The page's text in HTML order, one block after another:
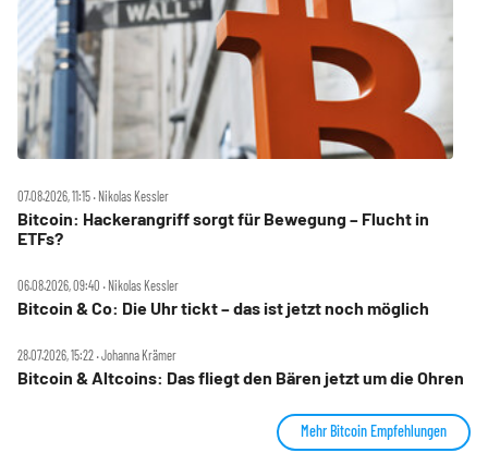
07.08.2026, 11:15 ‧ Nikolas Kessler
Bitcoin: Hackerangriff sorgt für Bewegung – Flucht in
ETFs?
06.08.2026, 09:40 ‧ Nikolas Kessler
Bitcoin & Co: Die Uhr tickt – das ist jetzt noch möglich
28.07.2026, 15:22 ‧ Johanna Krämer
Bitcoin & Altcoins: Das fliegt den Bären jetzt um die Ohren
Mehr Bitcoin Empfehlungen